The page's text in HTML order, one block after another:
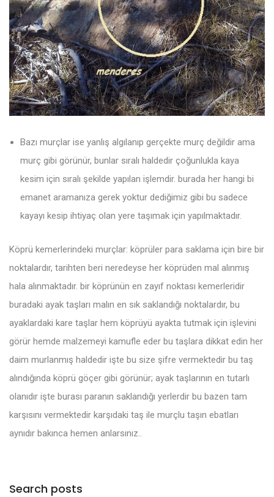
Bazı murçlar ise yanlış algılanıp gerçekte murç değildir ama
murç gibi görünür, bunlar sıralı haldedir çoğunlukla kaya
kesim için sıralı şekilde yapılan işlemdir. burada her hangi bi
emanet aramanıza gerek yoktur dediğimiz gibi bu sadece
kayayı kesip ihtiyaç olan yere taşımak için yapılmaktadır.
Köprü kemerlerindeki murçlar: köprüler para saklama için bire bir
noktalardır, tarihten beri neredeyse her köprüden mal alınmış
hala alınmaktadır. bir köprünün en zayıf noktası kemerleridir
buradaki ayak taşları malın en sık saklandığı noktalardır, bu
ayaklardaki kare taşlar hem köprüyü ayakta tutmak için işlevini
görür hemde malzemeyi kamufle eder bu taşlara dikkat edin her
daim murlanmış haldedir işte bu size şifre vermektedir bu taş
alındığında köprü göçer gibi görünür; ayak taşlarının en tutarlı
olanıdır işte burası paranın saklandığı yerlerdir bu bazen tam
karşısını vermektedir karşıdaki taş ile murçlu taşın ebatları
aynıdır bakınca hemen anlarsınız..
Search posts